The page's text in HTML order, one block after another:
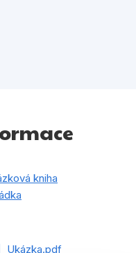
kniha
Ukázka.pdf